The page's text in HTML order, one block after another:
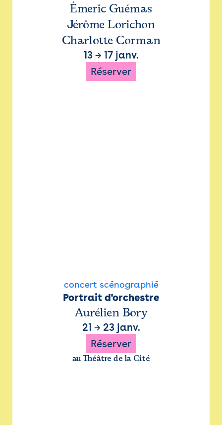
Émeric Guémas
Jérôme Lorichon
Charlotte Corman
13→ 17 janv.
Réserver
concert scénographié
Portrait d'orchestre
Aurélien Bory
21 → 23 janv.
Réserver
au Théâtre de la Cité